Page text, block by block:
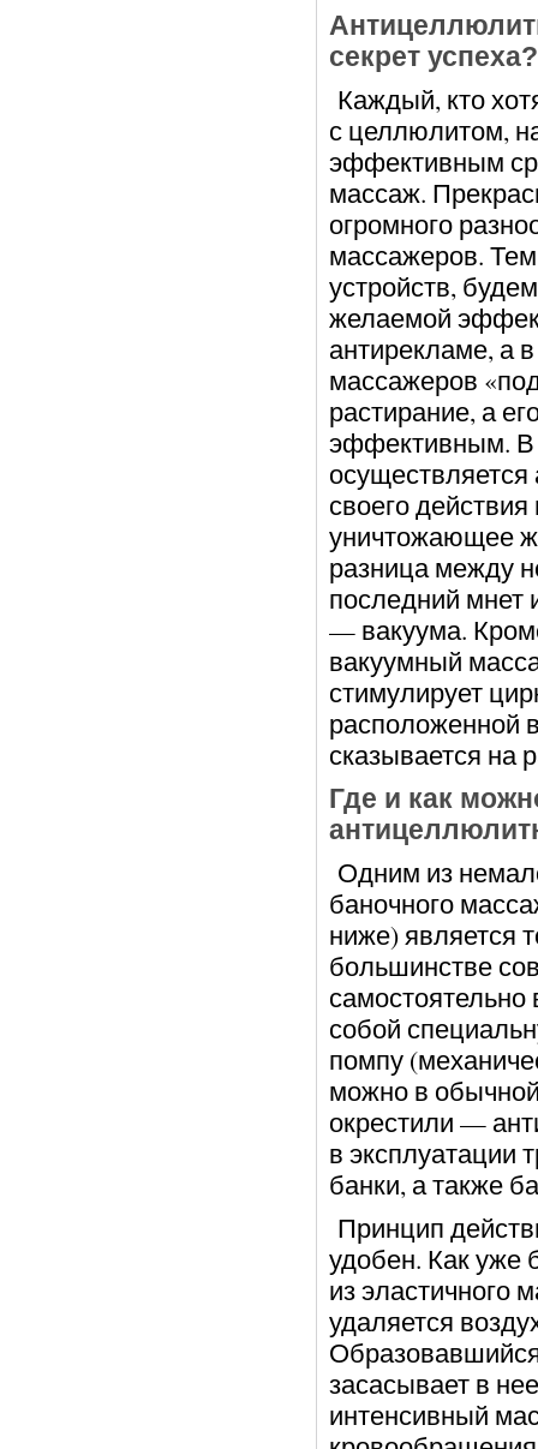
секрет успеха?
Каждый, кто
с целлюлитом,
эффективным
массаж.
огромного
массажеров.
устройств,
желаемой
антирекламе, а
массажеров
растирание, а
эффективным. В
своего
уничтожающее
разница между
последний мнет
— вакуума.
вакуумный
стимулирует
расположенной
сказывается на
Где и как
Одним из
баночного
ниже) является
большинстве
собой
помпу
можно в
окрестили —
в эксплуатации
банки, а также
Принцип
удобен. Как уже
из эластичного
удаляется
засасывает в
интенсивный